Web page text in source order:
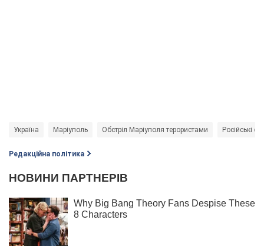
Україна Маріуполь Обстріл Маріуполя терористами Російські
Редакційна політика